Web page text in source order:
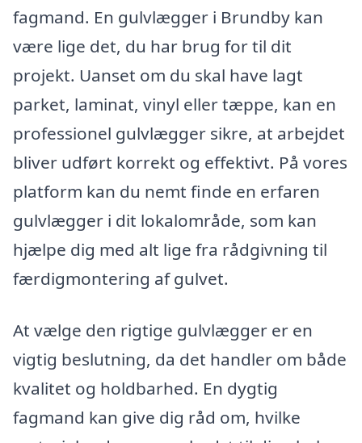
fagmand. En gulvlægger i Brundby kan
være lige det, du har brug for til dit
projekt. Uanset om du skal have lagt
parket, laminat, vinyl eller tæppe, kan en
professionel gulvlægger sikre, at arbejdet
bliver udført korrekt og effektivt. På vores
platform kan du nemt finde en erfaren
gulvlægger i dit lokalområde, som kan
hjælpe dig med alt lige fra rådgivning til
færdigmontering af gulvet.
At vælge den rigtige gulvlægger er en
vigtig beslutning, da det handler om både
kvalitet og holdbarhed. En dygtig
fagmand kan give dig råd om, hvilke